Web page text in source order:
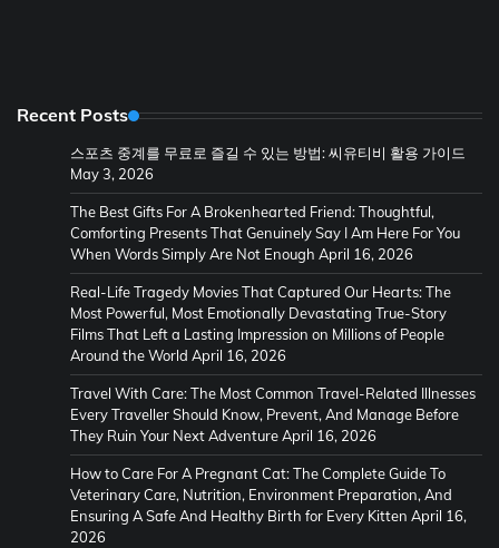
Recent Posts
스포츠 중계를 무료로 즐길 수 있는 방법: 씨유티비 활용 가이드
May 3, 2026
The Best Gifts For A Brokenhearted Friend: Thoughtful,
Comforting Presents That Genuinely Say I Am Here For You
When Words Simply Are Not Enough April 16, 2026
Real-Life Tragedy Movies That Captured Our Hearts: The
Most Powerful, Most Emotionally Devastating True-Story
Films That Left a Lasting Impression on Millions of People
Around the World April 16, 2026
Travel With Care: The Most Common Travel-Related Illnesses
Every Traveller Should Know, Prevent, And Manage Before
They Ruin Your Next AdventureApril 16, 2026
How to Care For A Pregnant Cat: The Complete Guide To
Veterinary Care, Nutrition, Environment Preparation, And
Ensuring A Safe And Healthy Birth for Every Kitten April 16,
2026